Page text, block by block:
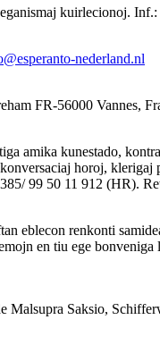
kuirlecionoj.
nederland.nl
FR-56000 Vannes,
amika kunestado,
horoj,
99 50 11 912 (HR).
eblecon renkonti
en tiu ege
Saksio,